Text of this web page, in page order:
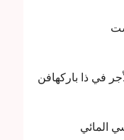
في ذا باركهافن
المائي